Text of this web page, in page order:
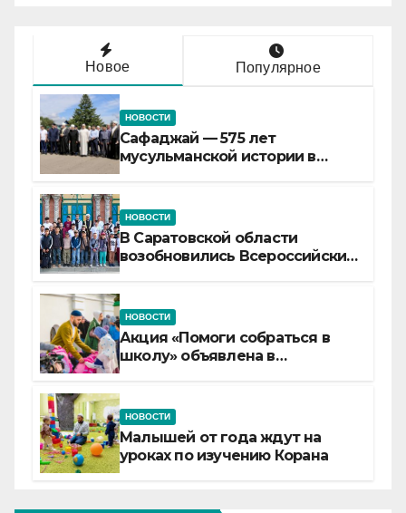
Новое Популярное
НОВОСТИ
Сафаджай — 575 лет
мусульманской истории в
НОВОСТИ
В Саратовской области
возобновились Всероссийские
НОВОСТИ
Акция «Помоги собраться в
школу» объявлена в
НОВОСТИ
Малышей от года ждут на
уроках по изучению Корана